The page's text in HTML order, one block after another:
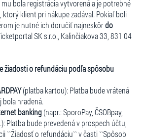
bola registrácia vytvorená a je potrebné
klient pri nákupe zadával. Pokiaľ boli
je nutné ich doručiť najneskôrdo
SK s.r.o., Kalinčiakova 33, 831 04
žiadosti o refundáciu podľa spôsobu
(platba kartou): Platba bude vrátená
hradená.
banking(napr.: SporoPay, ČSOBpay,
Platba bude prevedená v prospech účtu,
``Žiadosť o refundáciu`` v časti ``Spôsob